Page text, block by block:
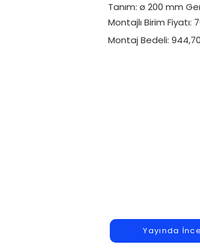
Tanım: ø 200 mm
Montajlı Birim Fiyatı:
Montaj Bedeli:
Yayında